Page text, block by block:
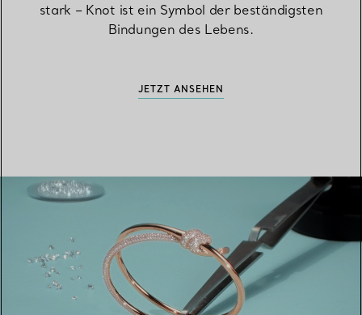
stark – Knot ist ein Symbol der beständigsten
Bindungen des Lebens.
JETZT ANSEHEN